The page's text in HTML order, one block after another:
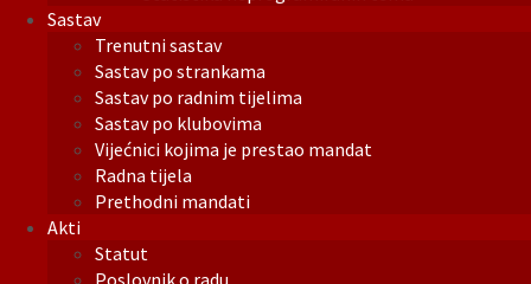
Sastav
Trenutni sastav
Sastav po strankama
Sastav po radnim tijelima
Sastav po klubovima
Vijećnici kojima je prestao mandat
Radna tijela
Prethodni mandati
Akti
Statut